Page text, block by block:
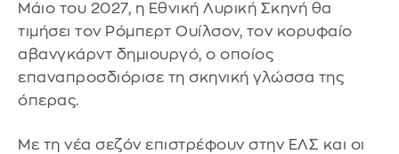
Μάιο του 2027, η Εθνική Λυρική Σκηνή θα
τιμήσει τον Ρόμπερτ Ουίλσον, τον κορυφαίο
αβανγκάρντ δημιουργό, ο οποίος
επαναπροσδιόρισε τη σκηνική γλώσσα της
όπερας.
Με τη νέα σεζόν επιστρέφουν στην ΕΛΣ και οι